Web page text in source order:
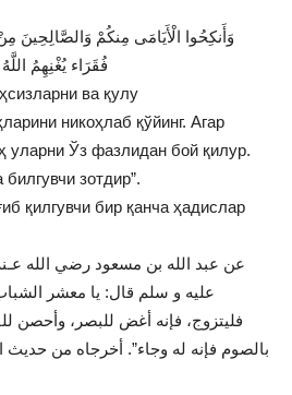
وَأَنكِحُوا الْأَيَامَى مِنكُمْ وَالصَّالِحِينَ
فُقَرَاء يُغْنِهِمُ
ва қулу
никоҳлаб қўйинг. Агар
уларни Ўз фазлидан бой қилур.
зотдир”.
қилгувчи бир қанча ҳадислар
عن عبد الله بن مسعود رضي الله
عليه و سلم قال: يا معشر
فليتزوج، فإنه أغض للبصر، وأحصن
بالصوم فإنه له وجاء”. أخرجاه من حديث